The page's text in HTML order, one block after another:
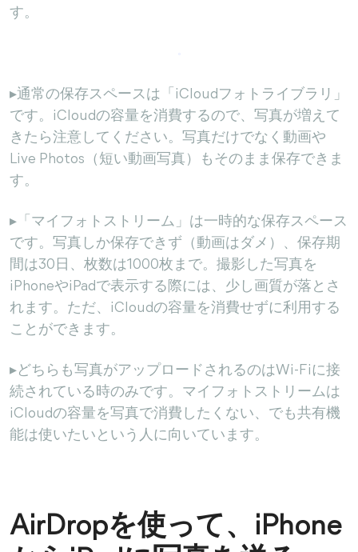
す。
▸通常の保存スペースは「iCloudフォトライブラリ」
です。iCloudの容量を消費するので、写真が増えて
きたら注意してください。写真だけでなく動画や
Live Photos（短い動画写真）もそのまま保存できま
す。
▸「マイフォトストリーム」は一時的な保存スペース
です。写真しか保存できず（動画はダメ）、保存期
間は30日、枚数は1000枚まで。撮影した写真を
iPhoneやiPadで表示する際には、少し画質が落とさ
れます。ただ、iCloudの容量を消費せずに利用する
ことができます。
▸どちらも写真がアップロードされるのはWi-Fiに接
続されている時のみです。マイフォトストリームは
iCloudの容量を写真で消費したくない、でも共有機
能は使いたいという人に向いています。
AirDropを使って、iPhone